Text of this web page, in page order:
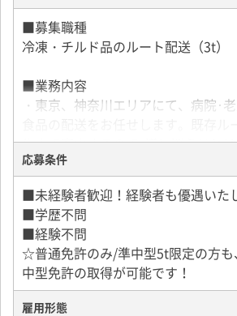
■募集職種
冷凍・チルド品のルート配送（3t）
■業務内容
・東京、神奈川エリアにて、病院･
食品の配送をお任せします。既存
先まで案内するので､道に迷うこと
1日20～30件程度とムリのない業務
バーとの同乗研修があるので､実務
すよ！
配送先では明るい元気な対応でお客
ションをお願いします♪
■研修・教育制度
試用期間：2ヶ月（同条件）
応募条件
■未経験者歓迎！経験者も優遇いた
■学歴不問
■経験不問
☆普通免許のみ/準中型5t限定の方も
中型免許の取得が可能です！
雇用形態